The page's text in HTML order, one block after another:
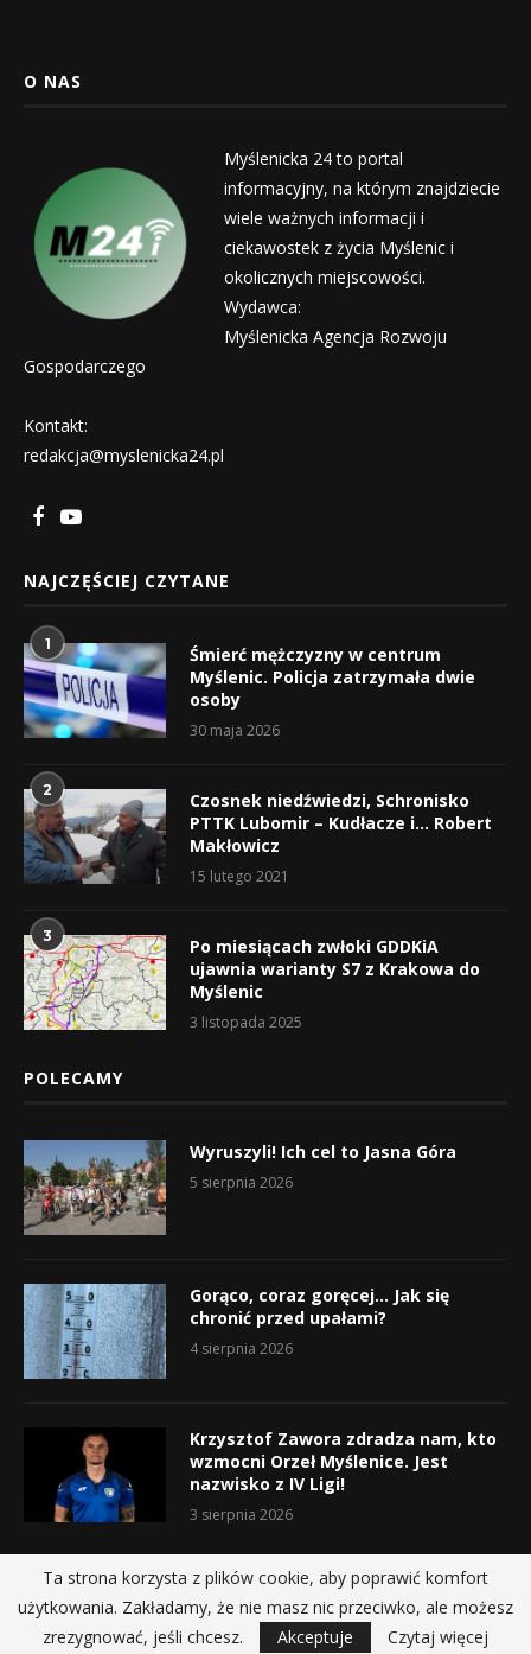
O NAS
Myślenicka 24 to portal
informacyjny, na którym znajdziecie
wiele ważnych informacji i
ciekawostek z życia Myślenic i
okolicznych miejscowości.
Wydawca:
Myślenicka Agencja Rozwoju
Gospodarczego
Kontakt:
redakcja@myslenicka24.pl
NAJCZĘŚCIEJ CZYTANE
1
Śmierć mężczyzny w centrum
Myślenic. Policja zatrzymała dwie
osoby
30 maja 2026
2
Czosnek niedźwiedzi, Schronisko
PTTK Lubomir – Kudłacze i… Robert
Makłowicz
15 lutego 2021
3
Po miesiącach zwłoki GDDKiA
ujawnia warianty S7 z Krakowa do
Myślenic
3 listopada 2025
POLECAMY
Wyruszyli! Ich cel to Jasna Góra
5 sierpnia 2026
Gorąco, coraz goręcej… Jak się
chronić przed upałami?
4 sierpnia 2026
Krzysztof Zawora zdradza nam, kto
wzmocni Orzeł Myślenice. Jest
nazwisko z IV Ligi!
3 sierpnia 2026
@2019 - All Right Reserved.
Ta strona korzysta z plików cookie, aby poprawić komfort
użytkowania. Zakładamy, że nie masz nic przeciwko, ale możesz
zrezygnować, jeśli chcesz.
Akceptuje Czytaj więcej